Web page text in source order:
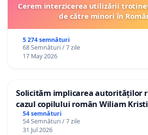
Cerem interzicerea utilizării
de către minori în
5 274 semnături
68 Semnături / 7 zile
17 May 2026
Solicităm implicarea autorităților
cazul copilului român Wiliam
Gheorghe, aflat în plasament în
12 ani
54 semnături
54 Semnături / 7 zile
31 Jul 2026